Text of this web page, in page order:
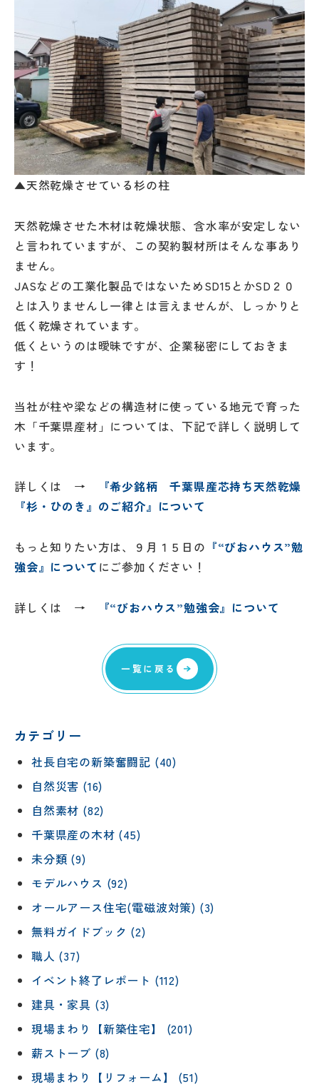
▲天然乾燥させている杉の柱
天然乾燥させた木材は乾燥状態、含水率が安定しない
と言われていますが、この契約製材所はそんな事あり
ません。
JASなどの工業化製品ではないためSD15とかSD２０
とは入りませんし一律とは言えませんが、しっかりと
低く乾燥されています。
低くというのは曖昧ですが、企業秘密にしておきま
す！
当社が柱や梁などの構造材に使っている地元で育った
木「千葉県産材」については、下記で詳しく説明して
います。
詳しくは →
『希少銘柄 千葉県産芯持ち天然乾燥
『杉・ひのき』のご紹介』について
もっと知りたい方は、９月１５日の 『“びおハウス”勉
強会』について にご参加ください！
詳しくは → 『“びおハウス”勉強会』について
一覧に戻る
カテゴリー
社長自宅の新築奮闘記 (40)
自然災害 (16)
自然素材 (82)
千葉県産の木材 (45)
未分類 (9)
モデルハウス (92)
オールアース住宅(電磁波対策) (3)
無料ガイドブック (2)
職人 (37)
イベント終了レポート (112)
建具・家具 (3)
現場まわり【新築住宅】 (201)
薪ストーブ (8)
現場まわり【リフォーム】 (51)